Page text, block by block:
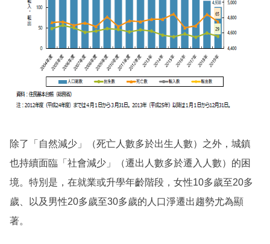
除了「自然減少」（死亡人數多於出生人數）之外，城鎮
也持續面臨「社會減少」（遷出人數多於遷入人數）的困
境。特別是，在就業或升學年齡階段，女性10多歲至20多
歲、以及男性20多歲至30多歲的人口淨遷出趨勢尤為顯
著。